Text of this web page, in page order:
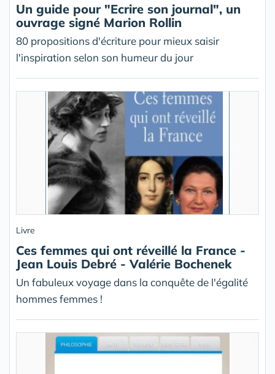
Un guide pour "Ecrire son journal", un
ouvrage signé Marion Rollin
80 propositions d'écriture pour mieux saisir
l'inspiration selon son humeur du jour
Livre
Ces femmes qui ont réveillé la France -
Jean Louis Debré - Valérie Bochenek
Un fabuleux voyage dans la conquête de l'égalité
hommes femmes !